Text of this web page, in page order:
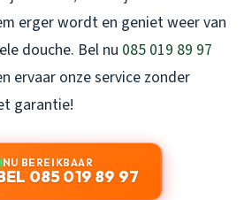
erger wordt en geniet weer van
douche. Bel nu 085 019 89 97
ervaar onze service zonder
garantie!
NU BEREIKBAAR
085 019 89 97